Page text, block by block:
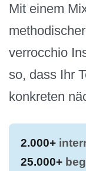
Mit einem
verrocchio
so, dass Ihr
konkreten
2.000+
25.000+